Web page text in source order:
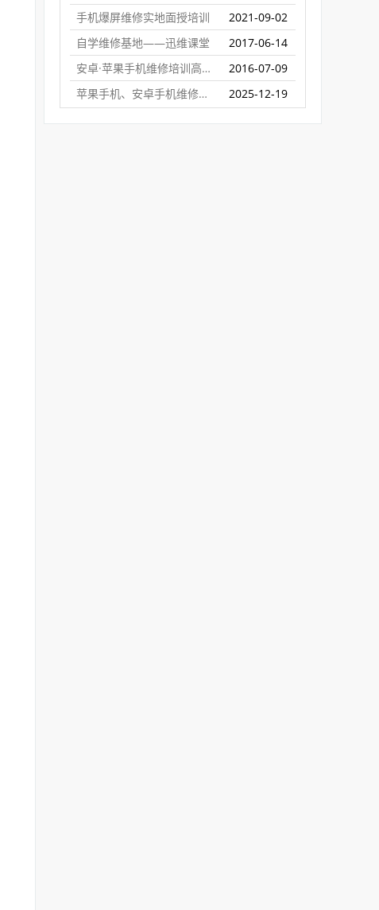
手机爆屏维修实地面授培训
2021-09-02
自学维修基地——迅维课堂
2017-06-14
安卓·苹果手机维修培训高级班【实地】
2016-07-09
苹果手机、安卓手机维修培训（远程网络班）
2025-12-19